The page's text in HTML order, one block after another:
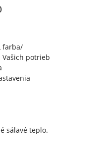
farba/
potrieb
sálavé teplo.